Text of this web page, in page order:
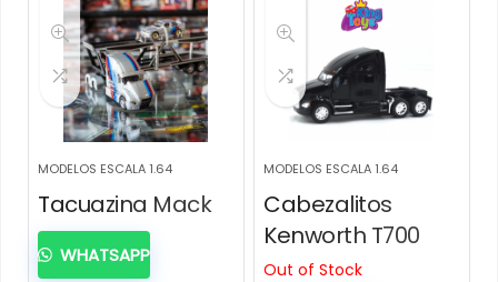
MODELOS ESCALA 1.64
Tacuazina Mack
WHATSAPP
MODELOS ESCALA 1.64
Cabezalitos
Kenworth T700
Out of Stock